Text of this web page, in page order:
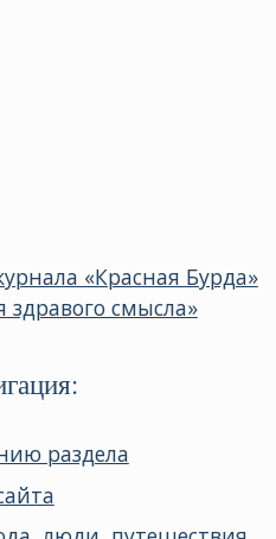
«Красная Бурда»
здравого смысла»
раздела